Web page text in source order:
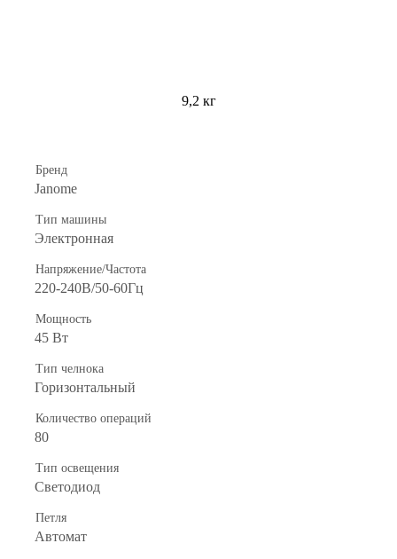
9,2 кг
Бренд
Janome
Тип машины
Электронная
Напряжение/Частота
220-240В/50-60Гц
Мощность
45 Вт
Тип челнока
Горизонтальный
Количество операций
80
Тип освещения
Светодиод
Петля
Автомат